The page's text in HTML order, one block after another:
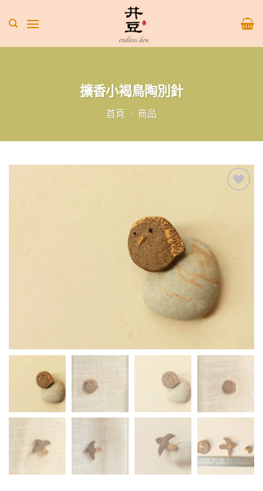
擴香小褐鳥陶別針
首頁 » 商品